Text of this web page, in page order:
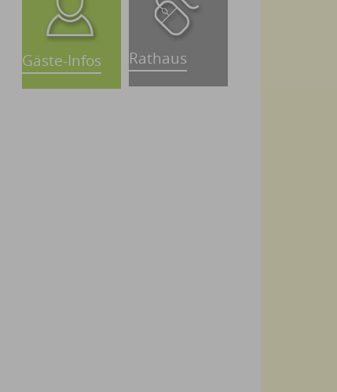
Gäste-Infos Rathaus